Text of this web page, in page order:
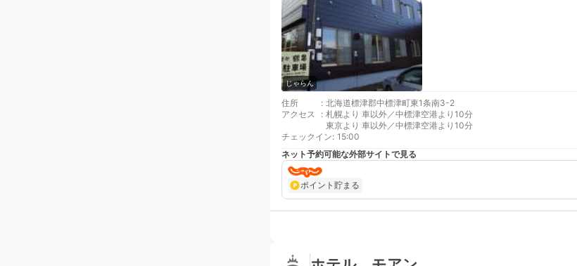
じゃらん
住所 : 北海道標津郡中標津町東1条南3-2
アクセス
: 札幌より 車以外／中標津空港より10分
東京より 車以外／中標津空港より10分
チェックイン: 15:00
ネット予約可能な外部サイトで見る
ポイント貯まる